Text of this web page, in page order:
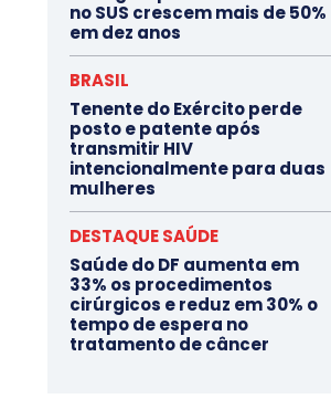
no SUS crescem mais de 50%
em dez anos
BRASIL
Tenente do Exército perde
posto e patente após
transmitir HIV
intencionalmente para duas
mulheres
DESTAQUE SAÚDE
Saúde do DF aumenta em
33% os procedimentos
cirúrgicos e reduz em 30% o
tempo de espera no
tratamento de câncer